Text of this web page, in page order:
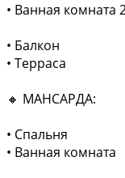
• Ванная комната
• Балкон
• Терраса
🔸 МАНСАРДА:
• Спальня
• Ванная комната